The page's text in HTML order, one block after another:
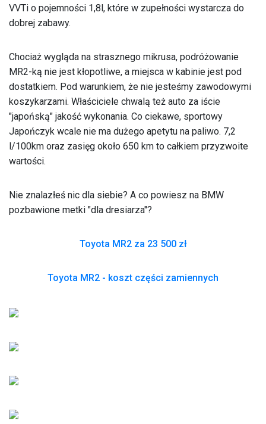
VVTi o pojemności 1,8l, które w zupełności wystarcza do
dobrej zabawy.
Chociaż wygląda na strasznego mikrusa, podróżowanie
MR2-ką nie jest kłopotliwe, a miejsca w kabinie jest pod
dostatkiem. Pod warunkiem, że nie jesteśmy zawodowymi
koszykarzami. Właściciele chwalą też auto za iście
"japońską" jakość wykonania. Co ciekawe, sportowy
Japończyk wcale nie ma dużego apetytu na paliwo. 7,2
l/100km oraz zasięg około 650 km to całkiem przyzwoite
wartości.
Nie znalazłeś nic dla siebie? A co powiesz na BMW
pozbawione metki "dla dresiarza"?
Toyota MR2 za 23 500 zł
Toyota MR2 - koszt części zamiennych